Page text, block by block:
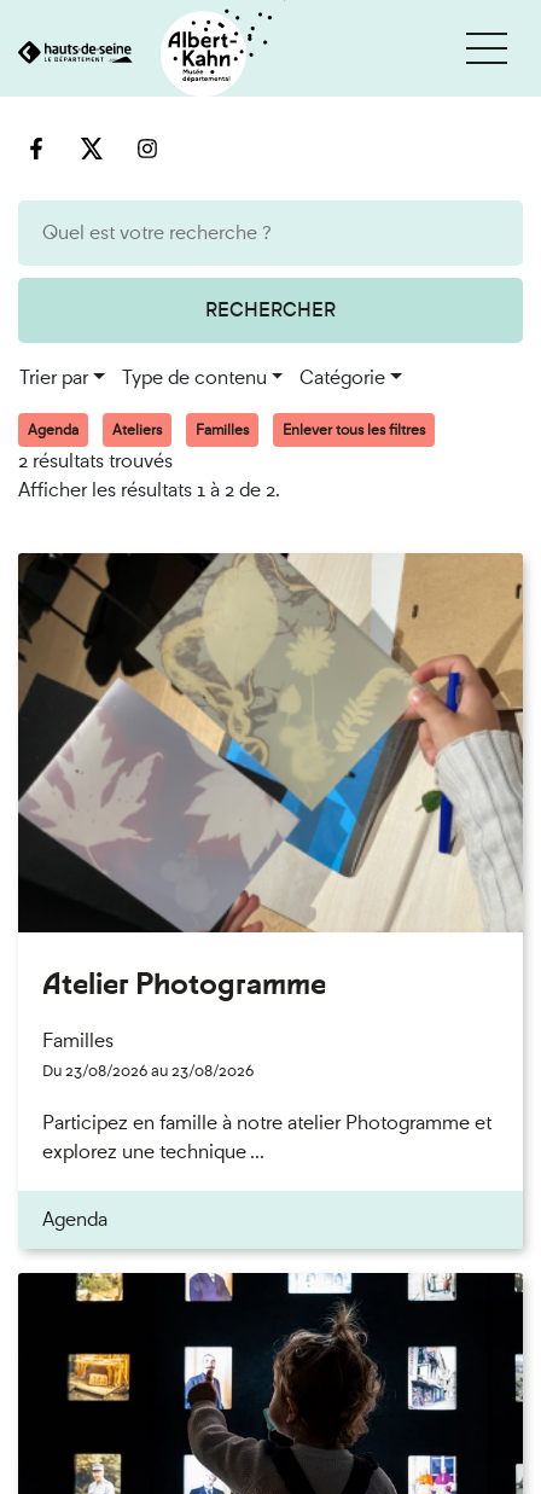
au
RECHERCHER
Trier par Type de contenu Catégorie
Agenda Ateliers Familles Enlever tous les filtres
2 résultats trouvés
Afficher les résultats 1 à 2 de 2.
Atelier Photogramme
Familles
Du 23/08/2026 au 23/08/2026
Participez en famille à notre atelier Photogramme et
explorez une technique ...
Agenda
Cookies et traceurs utilisés sur ce site